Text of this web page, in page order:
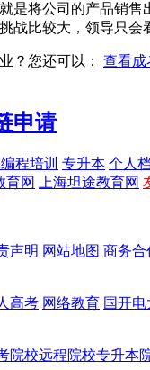
是将公司的产品销售
战比较大，领导只会
？您还可以： 查看成
申请
程培训 专升本 个人
育网 上海坦途教育网
声明 网站地图 商务合
高考 网络教育 国开电
院校远程院校专升本